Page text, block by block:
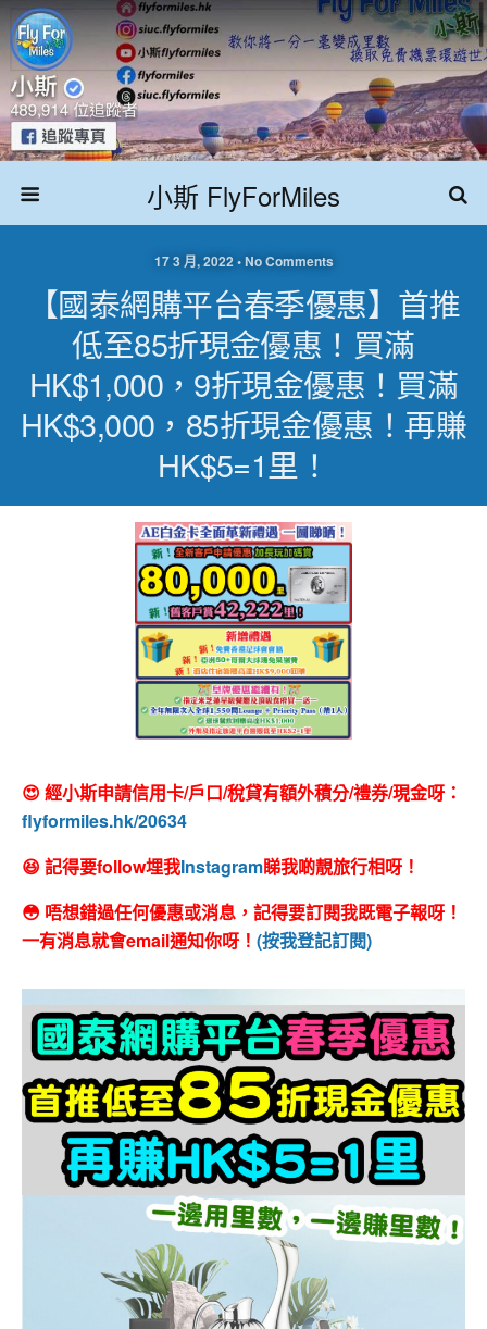
小斯 FlyForMiles
17 3 月, 2022 • No Comments
【國泰網購平台春季優惠】首推
低至85折現金優惠！買滿
HK$1,000，9折現金優惠！買滿
HK$3,000，85折現金優惠！再賺
HK$5=1里！
😍 經小斯申請信用卡/戶口/稅貸有額外積分/禮券/現金呀：
flyformiles.hk/20634
😆 記得要follow埋我Instagram睇我啲靚旅行相呀！
😳 唔想錯過任何優惠或消息，記得要訂閱我既電子報呀！
一有消息就會email通知你呀！ (按我登記訂閱)